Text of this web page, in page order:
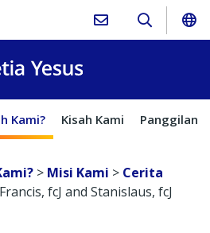
Kami? Kisah Kami Panggilan
> Misi Kami > Cerita
Francis, fcJ and Stanislaus, fcJ